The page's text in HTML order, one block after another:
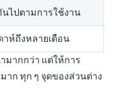
นไปตามการใช้งาน
ห์ถึงหลายเดือน
มากกว่า แต่ให้การ
ก ทุก ๆ จุดของส่วนต่าง